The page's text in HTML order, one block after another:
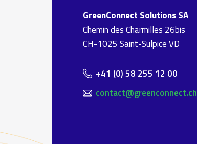
GreenConnect Solutions SA
Chemin des Charmilles 26bis
CH-1025 Saint-Sulpice VD
+41 (0) 58 255 12 00
contact@greenconnect.ch